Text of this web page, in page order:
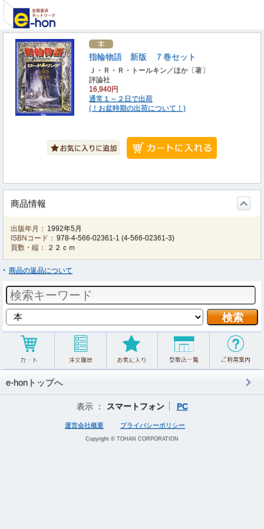
指輪物語 新版 ７巻セット
Ｊ・Ｒ・Ｒ・トールキン／ほか〔著〕
評論社
16,940円
通常１～２日で出荷
(！お盆時期の出荷について！)
商品情報
出版年月： 1992年5月
ISBNコード： 978-4-566-02361-1 (4-566-02361-3)
頁数・縦：
２２ｃｍ
商品の返品について
e-honトップへ
表示 ： スマートフォン PC
運営会社概要 プライバシーポリシー
Copyright © TOHAN CORPORATION